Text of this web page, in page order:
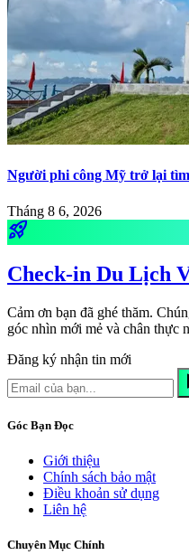
Người phi công Mỹ trở lại
Tháng 8 6, 2026
rocket_launch
Check-in Du Lịch
Cảm ơn bạn đã ghé thăm.
góc nhìn mới mẻ và chân thực
Đăng ký nhận tin mới
Góc Bạn Đọc
Giới thiệu
Chính sách bảo mật
Điều khoản sử dụng
Liên hệ
Chuyên Mục Chính